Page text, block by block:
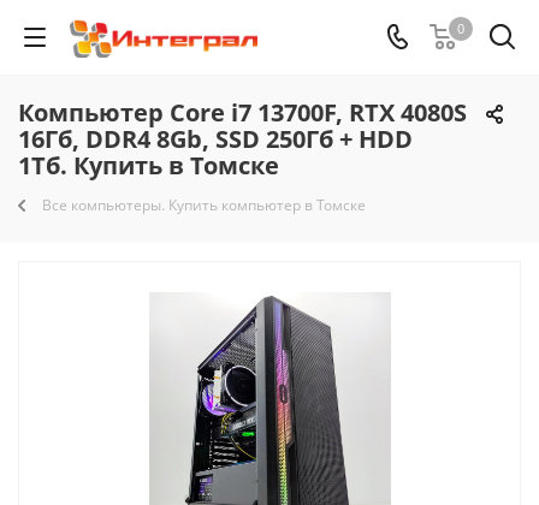
0
Компьютер Core i7 13700F, RTX 4080S
16Гб, DDR4 8Gb, SSD 250Гб + HDD
1Тб. Купить в Томске
Все компьютеры. Купить компьютер в Томске